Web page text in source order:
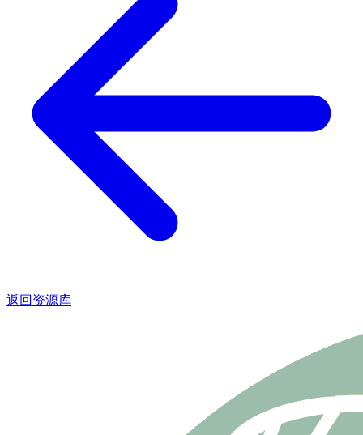
返回资源库